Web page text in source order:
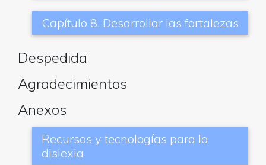
Capítulo 8. Desarrollar las fortalezas
Despedida
Agradecimientos
Anexos
Recursos y tecnologías para la
dislexia